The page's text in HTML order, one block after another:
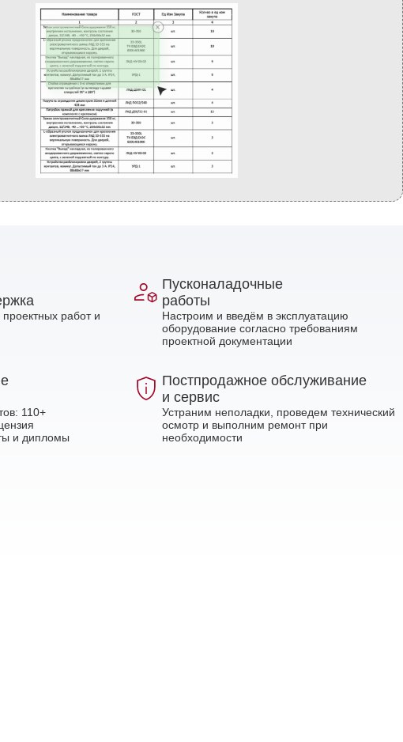
работ и
Пусконаладочные
работы
Настроим и введём в эксплуатацию
оборудование согласно требованиям
проектной документации
110+
и дипломы
Постпродажное обслуживание
и сервис
Устраним неполадки, проведем технический
осмотр и выполним ремонт при
необходимости